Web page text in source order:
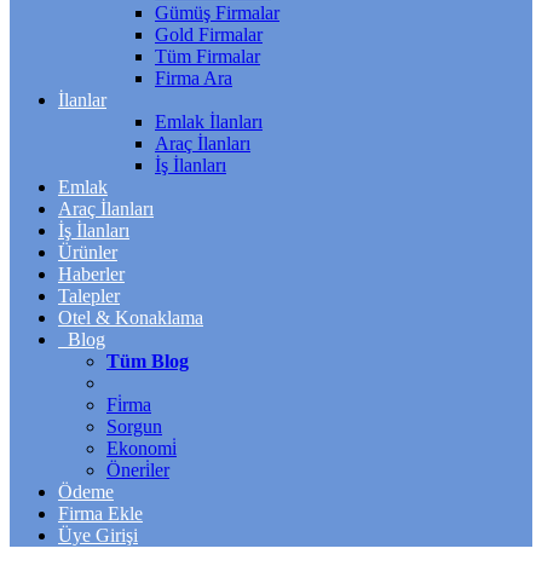
Gümüş Firmalar
Gold Firmalar
Tüm Firmalar
Firma Ara
İlanlar
Emlak İlanları
Araç İlanları
İş İlanları
Emlak
Araç İlanları
İş İlanları
Ürünler
Haberler
Talepler
Otel & Konaklama
Blog
Tüm Blog
Fi̇rma
Sorgun
Ekonomi̇
Öneri̇ler
Ödeme
Firma Ekle
Üye Girişi